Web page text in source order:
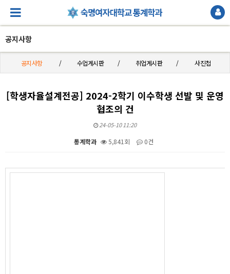
공지사항
공지사항 수업게시판 취업게시판 사진첩
[학생자율설계전공] 2024-2학기 이수학생 선발 및 운영
협조의 건
24-05-10 11:20
통계학과 5,841회 0건
본문